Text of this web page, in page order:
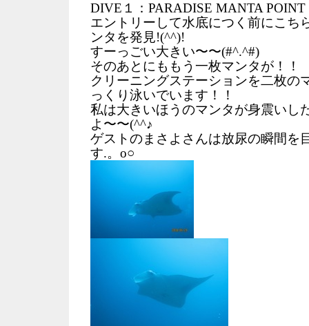
DIVE１：PARADISE MANTA POINT
エントリーして水底につく前にこち
ンタを発見!(^^)!
すーっごい大きい〜〜(#^.^#)
そのあとにももう一枚マンタが！！
クリーニングステーションを二枚の
っくり泳いでいます！！
私は大きいほうのマンタが身震いし
よ〜〜(^^♪
ゲストのまさよさんは放尿の瞬間を
す.。o○